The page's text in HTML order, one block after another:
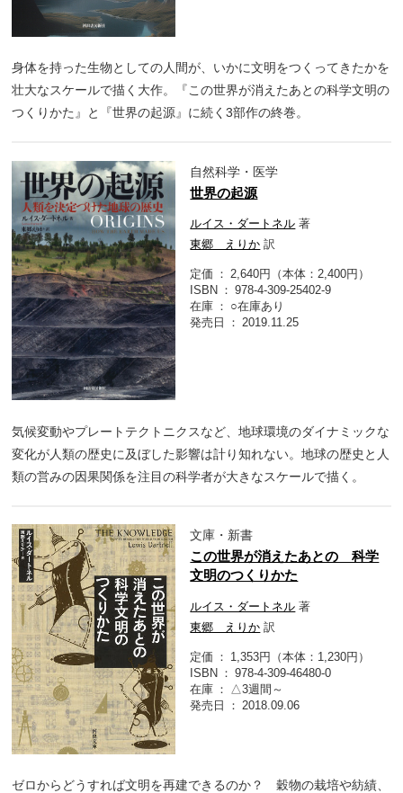
身体を持った生物としての人間が、いかに文明をつくってきたかを
壮大なスケールで描く大作。『この世界が消えたあとの科学文明の
つくりかた』と『世界の起源』に続く3部作の終巻。
自然科学・医学
世界の起源
ルイス・ダートネル 著
東郷 えりか 訳
定価
2,640円（本体：2,400円）
ISBN
978-4-309-25402-9
在庫
○在庫あり
発売日
2019.11.25
気候変動やプレートテクトニクスなど、地球環境のダイナミックな
変化が人類の歴史に及ぼした影響は計り知れない。地球の歴史と人
類の営みの因果関係を注目の科学者が大きなスケールで描く。
文庫・新書
この世界が消えたあとの 科学
文明のつくりかた
ルイス・ダートネル 著
東郷 えりか 訳
定価
1,353円（本体：1,230円）
ISBN
978-4-309-46480-0
在庫
△3週間～
発売日
2018.09.06
ゼロからどうすれば文明を再建できるのか？ 穀物の栽培や紡績、